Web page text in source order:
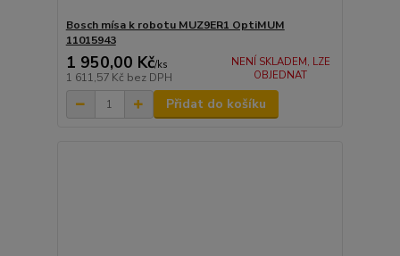
Bosch mísa k robotu MUZ9ER1 OptiMUM
11015943
1 950,00 Kč/ks
1 611,57 Kč bez DPH
NENÍ SKLADEM, LZE
OBJEDNAT
Přidat do košíku